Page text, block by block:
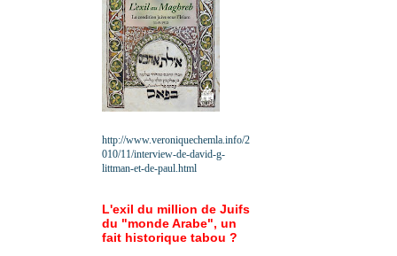
http://www.veroniquechemla.info/2
010/11/interview-de-david-g-
littman-et-de-paul.html
L'exil du million de Juifs
du "monde Arabe", un
fait historique tabou ?